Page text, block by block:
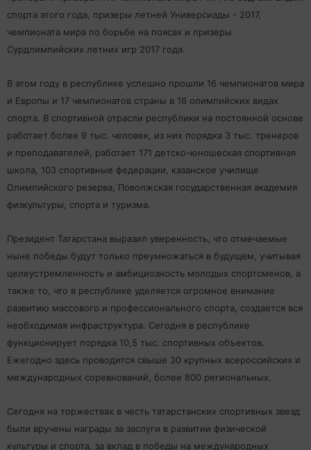
спорта этого года, призеры летней Универсиады - 2017,
чемпионата мира по борьбе на поясах и призеры
Сурдлимпийских летних игр 2017 года.
В этом году в республике успешно прошли 16 чемпионатов мира
и Европы и 17 чемпионатов страны в 16 олимпийских видах
спорта. В спортивной отрасли республики на постоянной основе
работает более 9 тыс. человек, из них порядка 3 тыс. тренеров
и преподавателей, работает 171 детско-юношеская спортивная
школа, 103 спортивные федерации, казанское училище
Олимпийского резерва, Поволжская государственная академия
физкультуры, спорта и туризма.
Президент Татарстана выразил уверенность, что отмечаемые
ныне победы будут только преумножаться в будущем, учитывая
целеустремленность и амбициозность молодых спортсменов, а
также то, что в республике уделяется огромное внимание
развитию массового и профессионального спорта, создается вся
необходимая инфраструктура. Сегодня в республике
функционирует порядка 10,5 тыс. спортивных объектов.
Ежегодно здесь проводится свыше 30 крупных всероссийских и
международных соревнований, более 800 региональных.
Сегодня на торжествах в честь татарстанских спортивных звезд
были вручены награды за заслуги в развитии физической
культуры и спорта, за вклад в победы на международных